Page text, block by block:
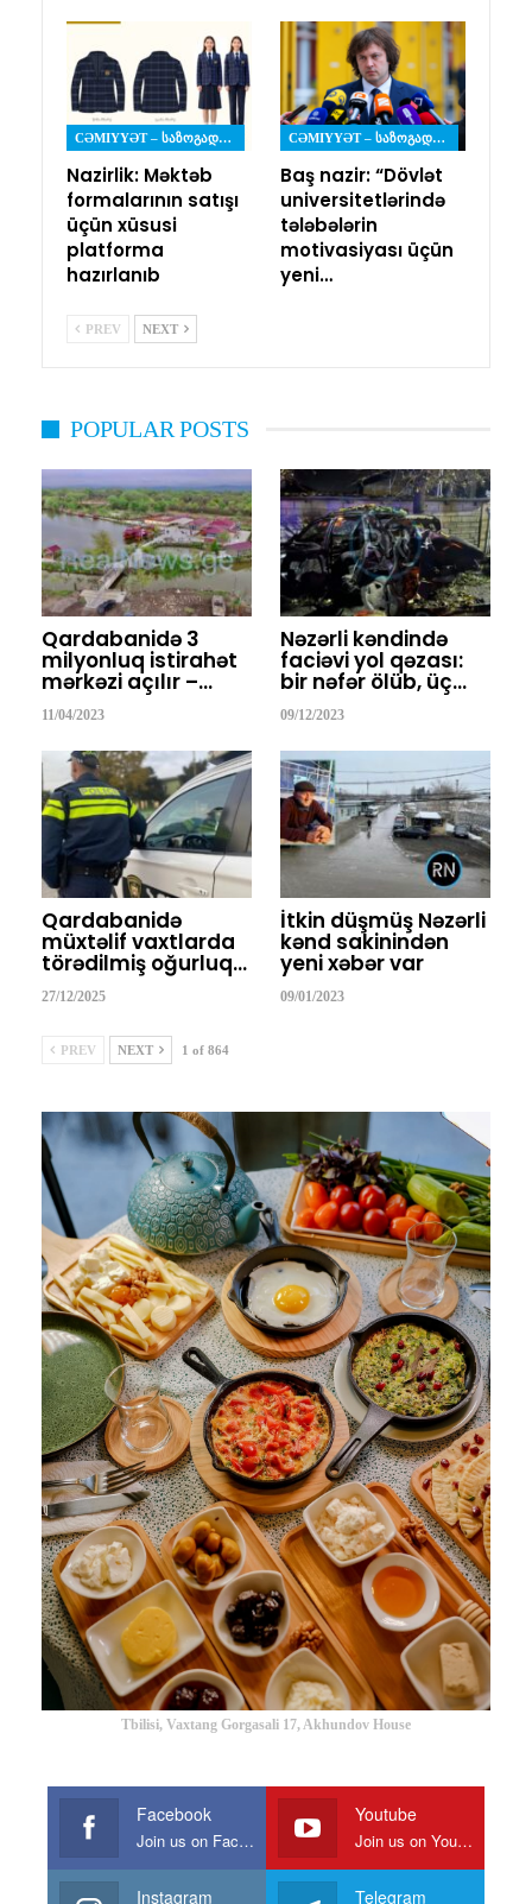
CƏMIYYƏT – ᲡᲐᲖᲝᲒᲐᲓᲝᲔᲑᲐ
Nazirlik: Məktəb
formalarının satışı
üçün xüsusi
platforma
hazırlanıb
CƏMIYYƏT – ᲡᲐᲖᲝᲒᲐᲓᲝᲔᲑᲐ
Baş nazir: “Dövlət
universitetlərində
tələbələrin
motivasiyası üçün
yeni…
PREV NEXT
POPULAR POSTS
Qardabanidə 3
milyonluq istirahət
mərkəzi açılır –…
11/04/2023
Nəzərli kəndində
faciəvi yol qəzası:
bir nəfər ölüb, üç…
09/12/2023
Qardabanidə
müxtəlif vaxtlarda
törədilmiş oğurluq…
27/12/2025
İtkin düşmüş Nəzərli
kənd sakinindən
yeni xəbər var
09/01/2023
PREV NEXT 1 of 864
Tbilisi, Vaxtang Gorgasali 17, Akhundov House
Facebook
Join us on Facebook
Youtube
Join us on Youtube
Instagram Telegram